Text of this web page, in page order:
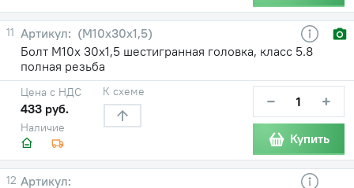
11
(М10х30х1,5)
Болт М10х 30х1,5 шестигранная головка, класс 5.8
полная резьба
Наличие
Цена с НДС
433 руб.
К схеме − +
Купить
12